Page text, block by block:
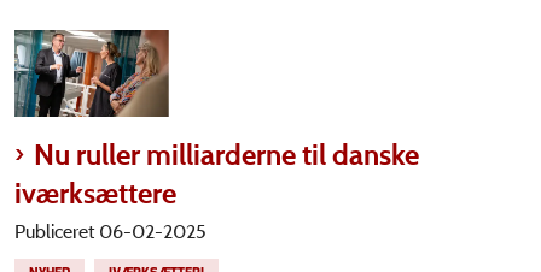
Nu ruller milliarderne til danske
iværksættere
Publiceret 06-02-2025